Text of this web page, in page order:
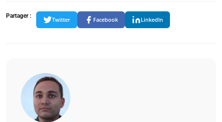
Partager :
Twitter Facebook LinkedIn